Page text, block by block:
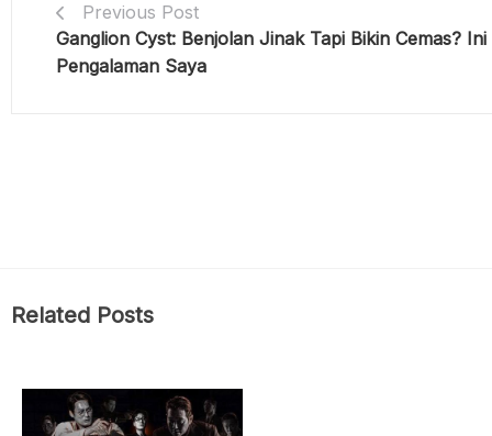
Previous Post
Ganglion Cyst: Benjolan Jinak Tapi Bikin Cemas?
Pengalaman Saya
Related Posts